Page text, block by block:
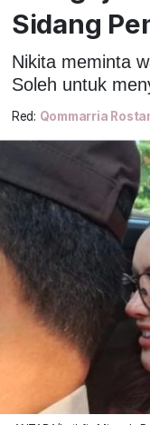
Sidang
Nikita meminta
Soleh untuk
Red: Qommarria